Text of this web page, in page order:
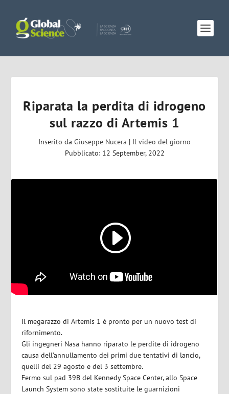
Riparata la perdita di idrogeno
sul razzo di Artemis 1
Inserito da Giuseppe Nucera | Il video del giorno
Pubblicato: 12 September, 2022
Il megarazzo di Artemis 1 è pronto per un nuovo test di
rifornimento.
Gli ingegneri Nasa hanno riparato le perdite di idrogeno
causa dell’annullamento dei primi due tentativi di lancio,
quelli del 29 agosto e del 3 settembre.
Fermo sul pad 39B del Kennedy Space Center, allo Space
Launch System sono state sostituite le guarnizioni